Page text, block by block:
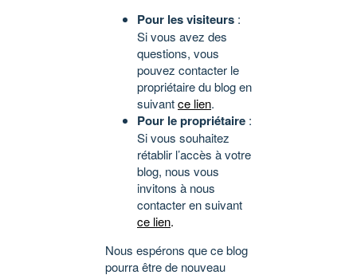
Pour les visiteurs :
Si vous avez des
questions, vous
pouvez contacter le
propriétaire du blog en
suivantce lien.
Pour le propriétaire :
Si vous souhaitez
rétablir l’accès à votre
blog, nous vous
invitons à nous
contacter en suivant
ce lien.
Nous espérons que ce blog
pourra être de nouveau